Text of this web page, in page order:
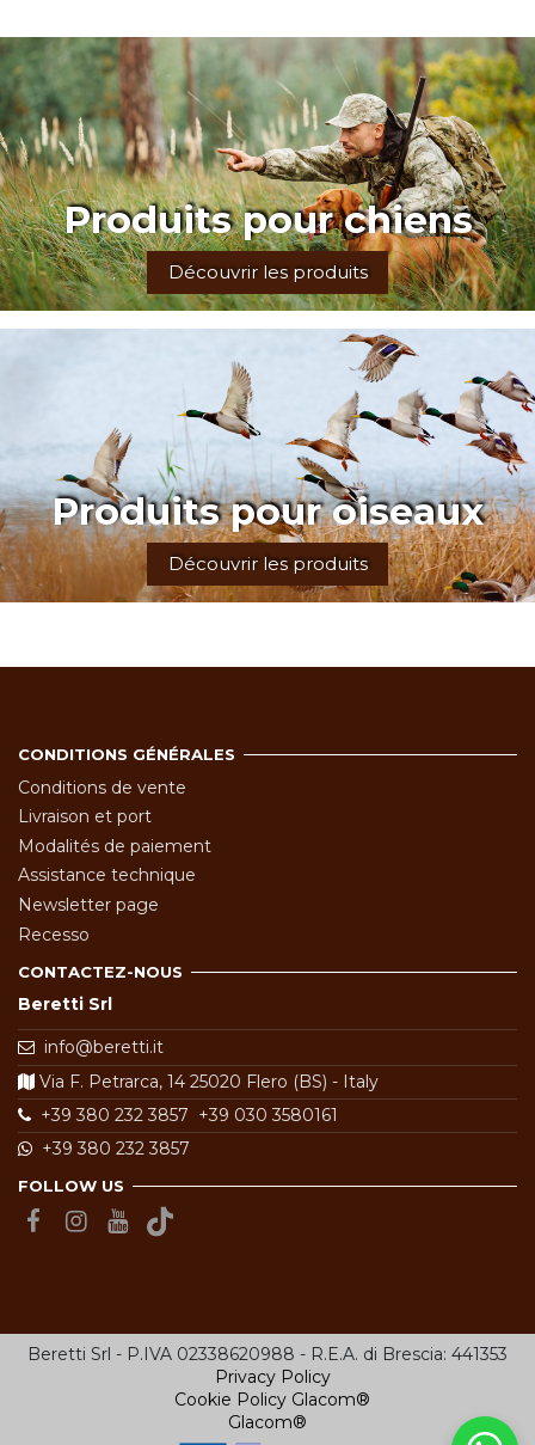
Produits pour chiens
Découvrir les produits
Produits pour oiseaux
Découvrir les produits
CONDITIONS GÉNÉRALES
Conditions de vente
Livraison et port
Modalités de paiement
Assistance technique
Newsletter page
Recesso
CONTACTEZ-NOUS
Beretti Srl
info@beretti.it
Via F. Petrarca, 14 25020 Flero (BS) - Italy
+39 380 232 3857 +39 030 3580161
+39 380 232 3857
FOLLOW US
Beretti Srl - P.IVA 02338620988 - R.E.A. di Brescia: 441353
Privacy Policy
Cookie Policy Glacom®
Glacom®